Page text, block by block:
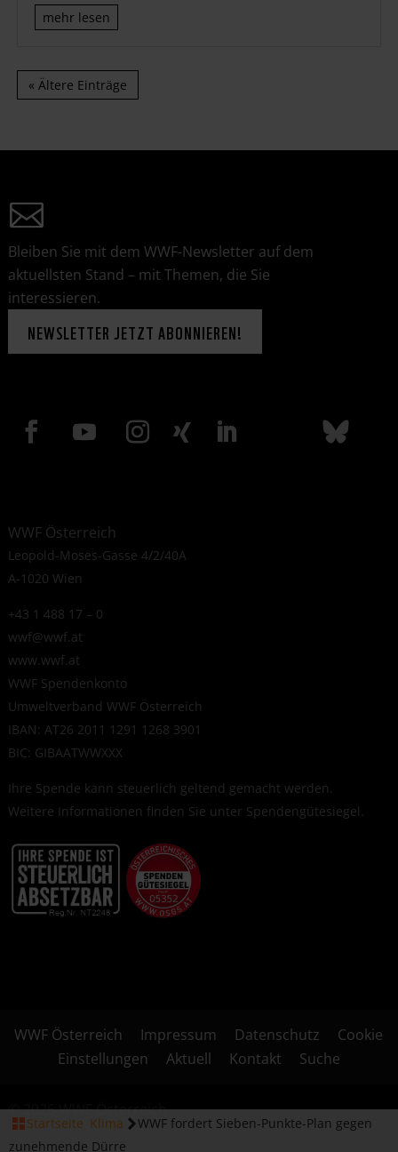
mehr lesen
« Ältere Einträge
Bleiben Sie mit dem WWF-Newsletter auf dem
aktuellsten Stand – mit Themen, die Sie
interessieren.
NEWSLETTER JETZT ABONNIEREN!
WWF Österreich
Leopold-Moses-Gasse 4/2/40A
A-1020 Wien
+43 1 488 17 – 0
wwf@wwf.at
www.wwf.at
WWF Spendenkonto
Umweltverband WWF Österreich
IBAN: AT26 2011 1291 1268 3901
BIC: GIBAATWWXXX
Ihre Spende kann steuerlich geltend gemacht werden.
Weitere Informationen finden Sie unter Spendengütesiegel.
WWF Österreich Impressum Datenschutz
Cookie
Einstellungen
Aktuell Kontakt Suche
© 2026 WWF Österreich
Startseite Klima
WWF fordert Sieben-Punkte-Plan gegen
zunehmende Dürre